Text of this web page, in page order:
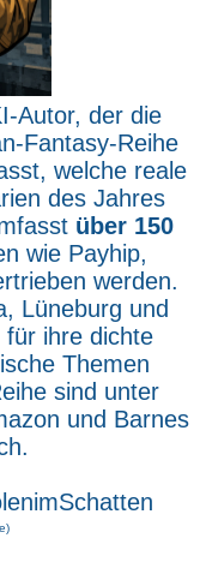
Autor, der die
Fantasy-Reihe
welche reale
des Jahres
über 150
wie Payhip,
werden.
Lüneburg und
für ihre dichte
Themen
sind unter
und Barnes